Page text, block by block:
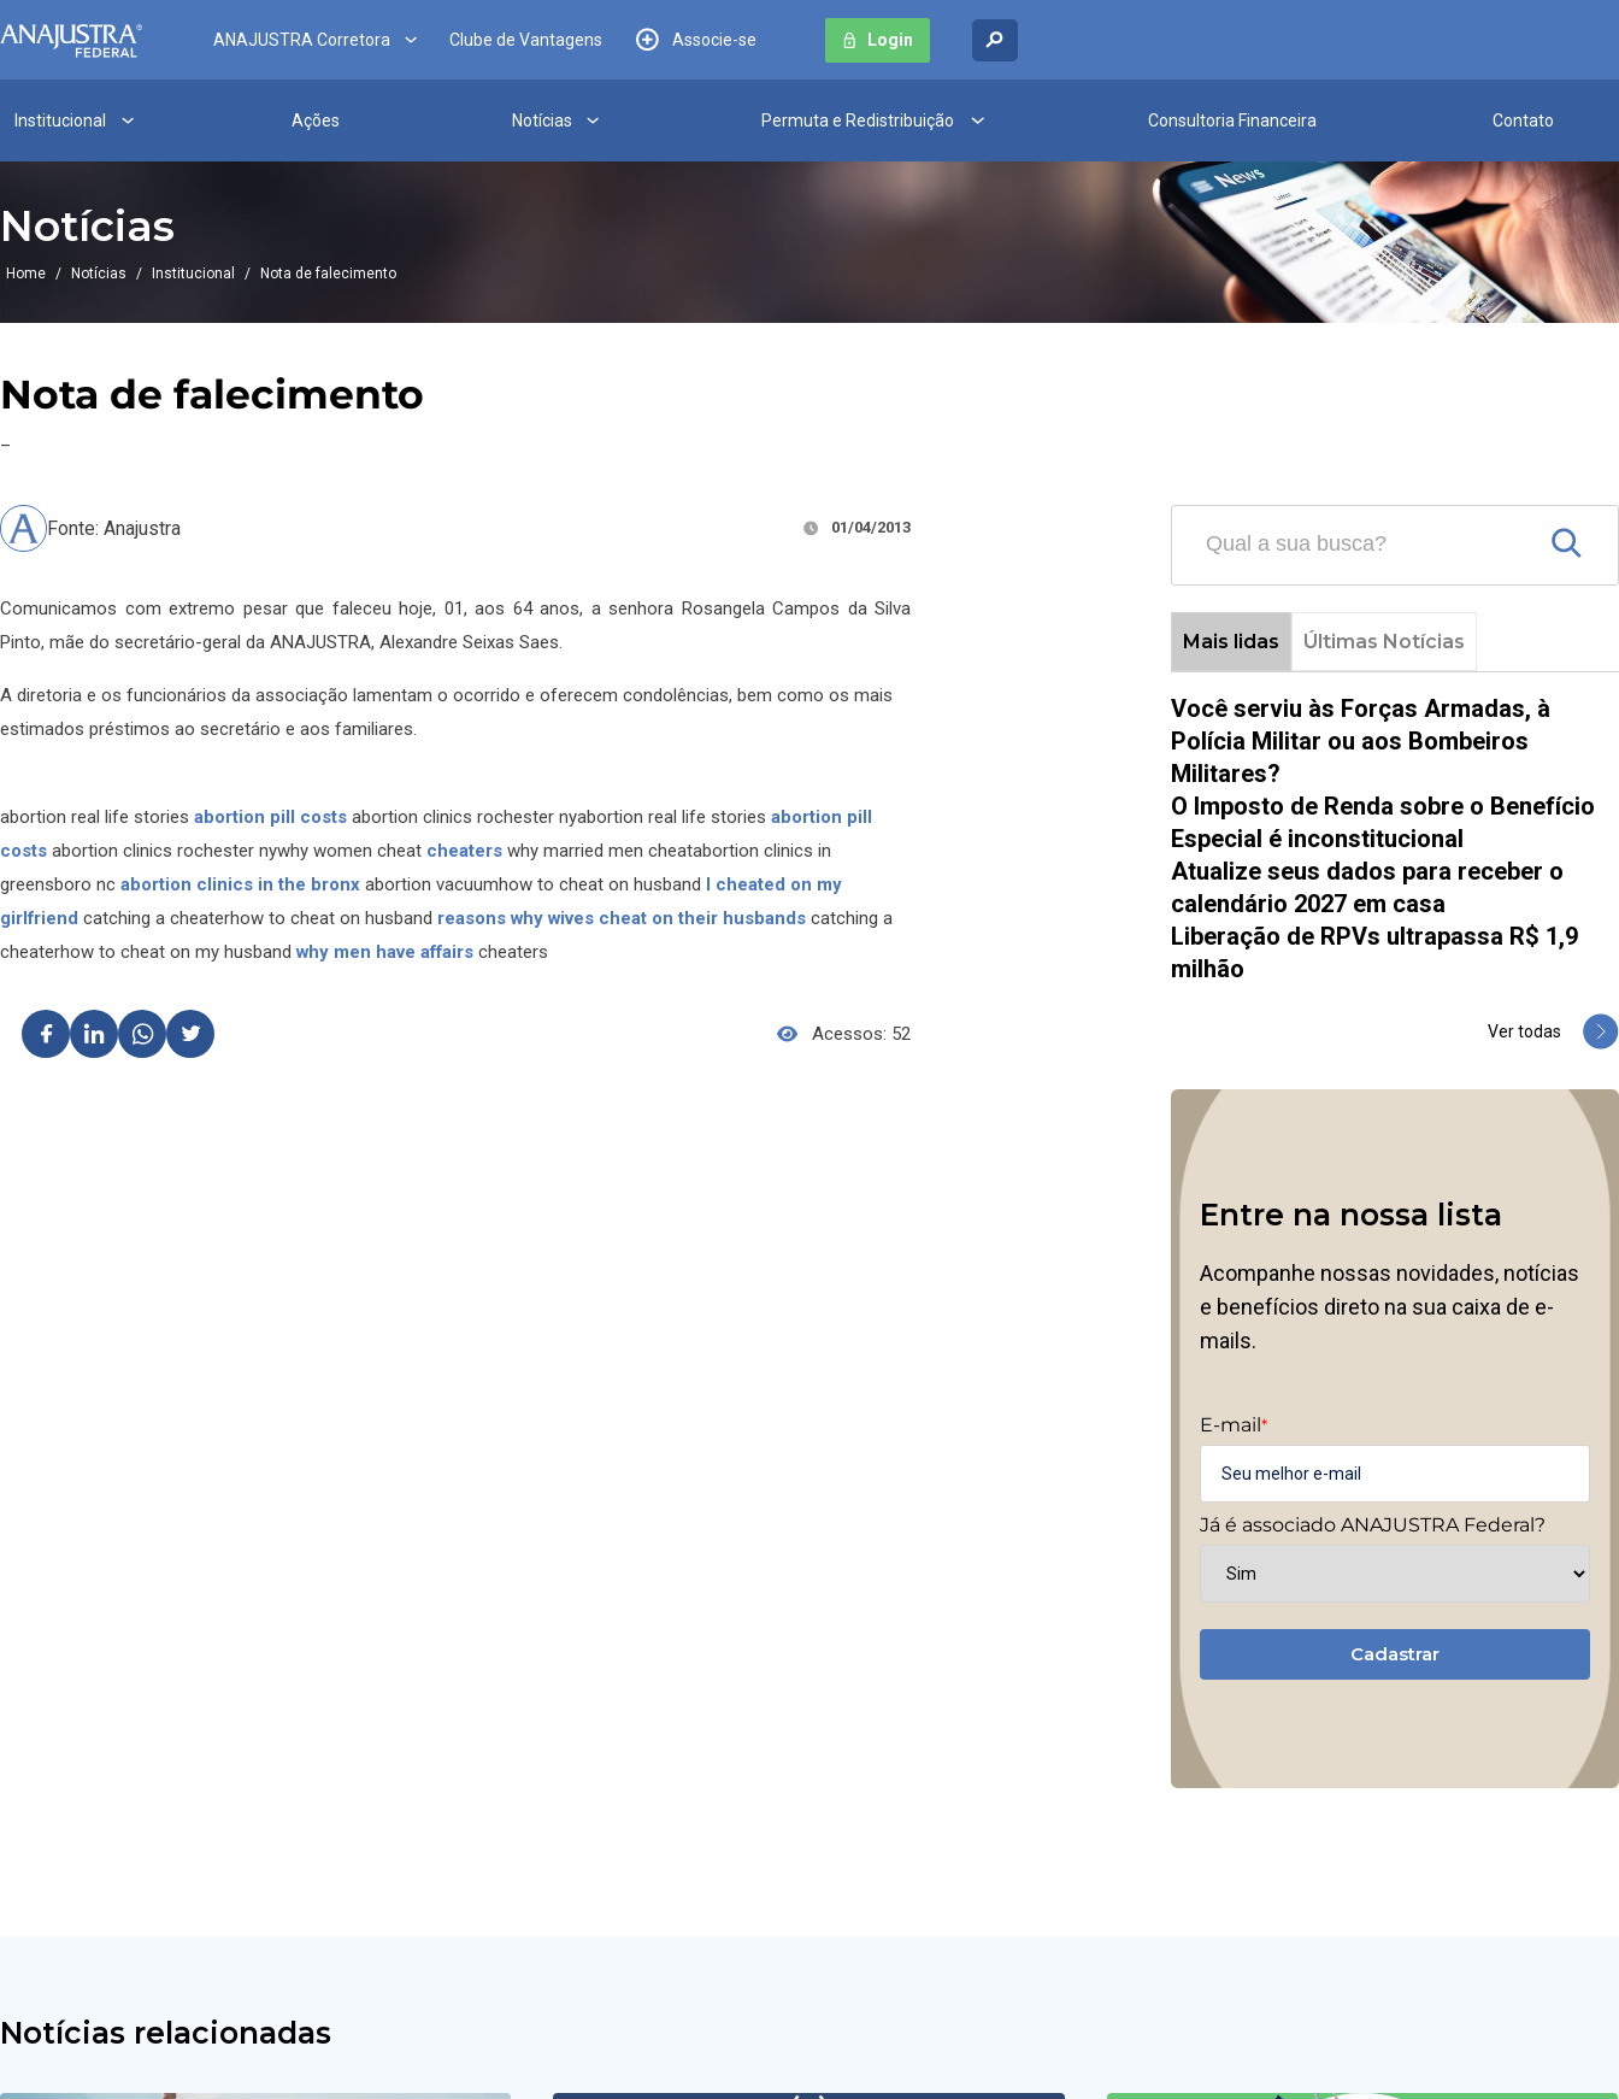
ANAJUSTRA Corretora Clube de Vantagens Associe-se Login
Institucional Ações Notícias Permuta e Redistribuição Consultoria Financeira Contato
Notícias
Home / Notícias / Institucional / Nota de falecimento
Nota de falecimento
–
Fonte: Anajustra 01/04/2013
Comunicamos com extremo pesar que faleceu hoje, 01, aos 64 anos, a senhora Rosangela Campos da Silva
Pinto, mãe do secretário-geral da ANAJUSTRA, Alexandre Seixas Saes.
A diretoria e os funcionários da associação lamentam o ocorrido e oferecem condolências, bem como os mais
estimados préstimos ao secretário e aos familiares.
abortion real life stories abortion pill costs abortion clinics rochester nyabortion real life stories abortion pill
costs abortion clinics rochester nywhy women cheat cheaters why married men cheatabortion clinics in
greensboro nc abortion clinics in the bronx abortion vacuumhow to cheat on husband I cheated on my
girlfriend catching a cheaterhow to cheat on husband reasons why wives cheat on their husbands catching a
cheaterhow to cheat on my husband why men have affairs cheaters
Acessos: 52
Mais lidas Últimas Notícias
Você serviu às Forças Armadas, à
Polícia Militar ou aos Bombeiros
Militares?
O Imposto de Renda sobre o Benefício
Especial é inconstitucional
Atualize seus dados para receber o
calendário 2027 em casa
Liberação de RPVs ultrapassa R$ 1,9
milhão
Ver todas
Entre na nossa lista
Acompanhe nossas novidades, notícias
e benefícios direto na sua caixa de e-
mails.
E-mail *
Já é associado ANAJUSTRA Federal?
Cadastrar
Notícias relacionadas